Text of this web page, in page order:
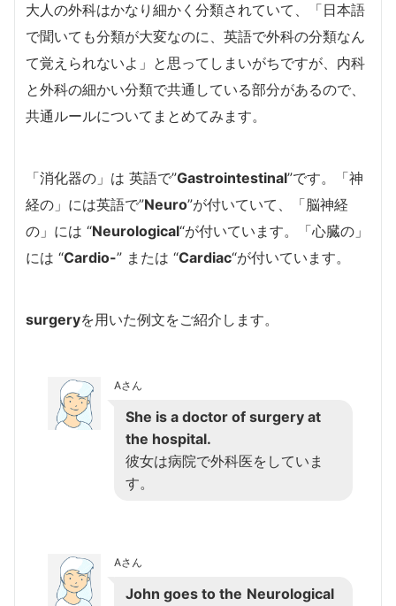
大人の外科はかなり細かく分類されていて、「日本語
で聞いても分類が大変なのに、英語で外科の分類なん
て覚えられないよ」と思ってしまいがちですが、内科
と外科の細かい分類で共通している部分があるので、
共通ルールについてまとめてみます。
「消化器の」は 英語で”Gastrointestinal”です。「神
経の」には英語で”Neuro”が付いていて、「脳神経
の」には “Neurological“が付いています。「心臓の」
には “Cardio-” または “Cardiac“が付いています。
surgeryを用いた例文をご紹介します。
Aさん
She is a doctor of surgery at
the hospital.
彼女は病院で外科医をしていま
す。
Aさん
John goes to the Neurological